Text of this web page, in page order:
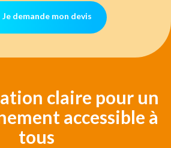
Je demande mon devis
claire pour un
accessible à
tous